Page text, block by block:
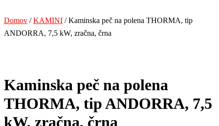
Domov /KAMINI / Kaminska peč na polena THORMA, tip
ANDORRA, 7,5 kW, zračna, črna
Kaminska peč na polena
THORMA, tip ANDORRA, 7,5
kW, zračna, črna